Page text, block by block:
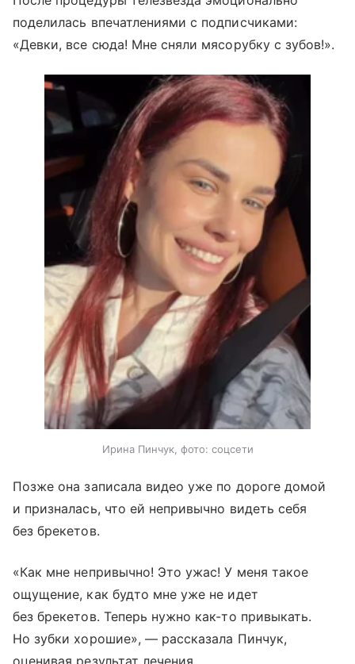
поделилась впечатлениями с подписчиками:
«Девки, все сюда! Мне сняли мясорубку с зубов!».
Ирина Пинчук, фото: соцсети
Позже она записала видео уже по дороге домой
и призналась, что ей непривычно видеть себя
без брекетов.
«Как мне непривычно! Это ужас! У меня такое
ощущение, как будто мне уже не идет
без брекетов. Теперь нужно как-то привыкать.
Но зубки хорошие», — рассказала Пинчук,